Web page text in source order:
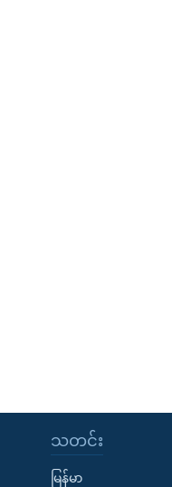
သတင်း
မြန်မာ